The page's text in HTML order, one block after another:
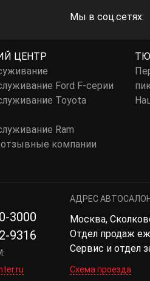
Мы в соц.сетях:
ЦЕНТР
Ford F-серии
Toyota
Ram
компании
3000
9316
АДРЕС
Москва,
Отдел продаж
Сервис и отдел
Схема проезда